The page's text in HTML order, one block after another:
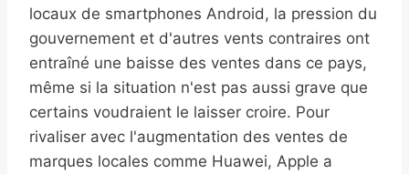
locaux de smartphones Android, la pression du
gouvernement et d'autres vents contraires ont
entraîné une baisse des ventes dans ce pays,
même si la situation n'est pas aussi grave que
certains voudraient le laisser croire. Pour
rivaliser avec l'augmentation des ventes de
marques locales comme Huawei, Apple a